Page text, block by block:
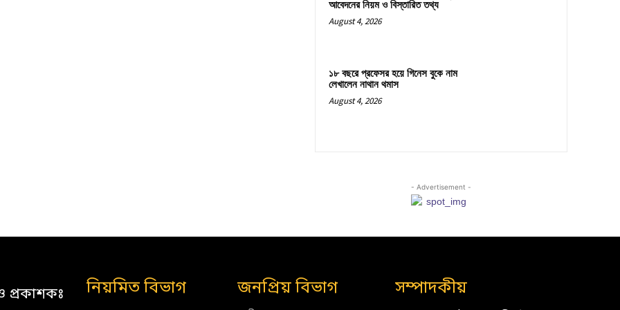
আবেদনের নিয়ম ও বিস্তারিত তথ্য
August 4, 2026
১৮ বছরে প্রফেসর হয়ে গিনেস বুকে নাম
লেখালেন নাথান থমাস
August 4, 2026
- Advertisement -
প্রকাশকঃ নিয়মিত বিভাগ জনপ্রিয় বিভাগ সম্পাদকীয়